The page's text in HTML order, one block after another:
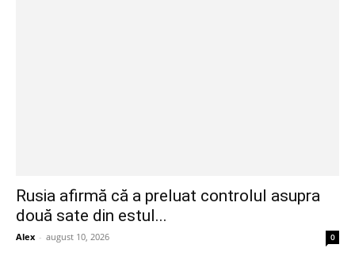
Rusia afirmă că a preluat controlul asupra
două sate din estul...
Alex - august 10, 2026 0